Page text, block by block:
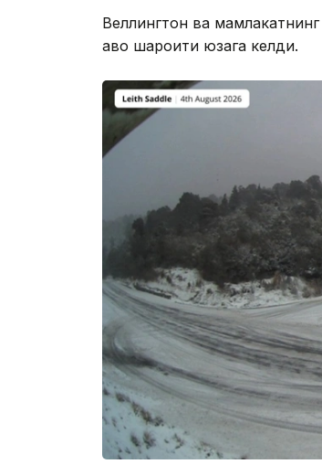
Веллингтон ва мамлакатнинг
ҳаво шароити юзага келди.